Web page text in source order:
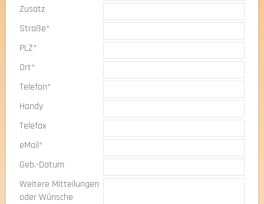
Zusatz
Straße*
PLZ*
Ort*
Telefon*
Handy
Telefax
eMail*
Geb.-Datum
Weitere Mitteilungen
oder Wünsche